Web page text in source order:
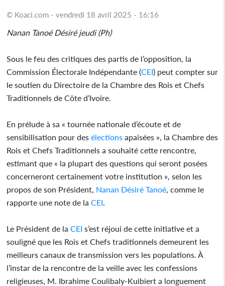
© Koaci.com - vendredi 18 avril 2025 - 16:16
Nanan Tanoé Désiré jeudi (Ph)
Sous le feu des critiques des partis de l’opposition, la
Commission Électorale Indépendante (CEI) peut compter sur
le soutien du Directoire de la Chambre des Rois et Chefs
Traditionnels de Côte d’Ivoire.
En prélude à sa « tournée nationale d’écoute et de
sensibilisation pour desélections apaisées », la Chambre des
Rois et Chefs Traditionnels a souhaité cette rencontre,
estimant que « la plupart des questions qui seront posées
concerneront certainement votre institution », selon les
propos de son Président, Nanan Désiré Tanoé , comme le
rapporte une note de laCEI
Le Président de laCEI s’est réjoui de cette initiative et a
souligné que les Rois et Chefs traditionnels demeurent les
meilleurs canaux de transmission vers les populations. À
l’instar de la rencontre de la veille avec les confessions
religieuses, M. Ibrahime Coulibaly-Kuibiert a longuement